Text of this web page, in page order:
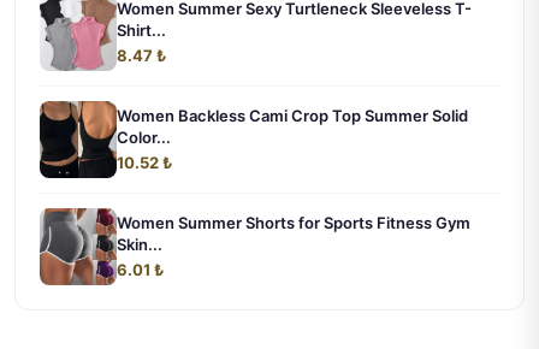
Women Summer Sexy Turtleneck Sleeveless T-
Shirt...
8.47 ₺
Women Backless Cami Crop Top Summer Solid
Color...
10.52 ₺
Women Summer Shorts for Sports Fitness Gym
Skin...
6.01 ₺